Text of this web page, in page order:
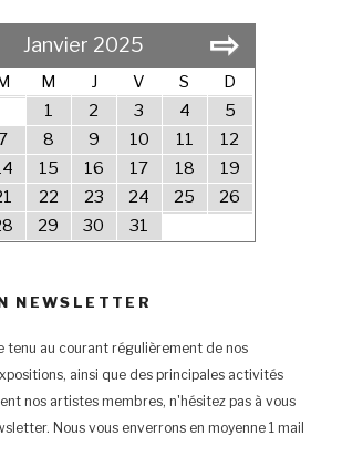
Janvier 2025 ⇨
M M J V S
D
1
2 3 4
5
8 9 10 11
12
15 16 17 18
19
22 23 24 25
26
29 30 31
NEWSLETTER
tenu au courant régulièrement de nos
ainsi que des principales activités
nos artistes membres, n'hésitez pas à vous
Nous vous enverrons en moyenne 1 mail